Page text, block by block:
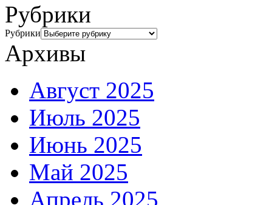
Рубрики
Рубрики
Архивы
Август 2025
Июль 2025
Июнь 2025
Май 2025
Апрель 2025